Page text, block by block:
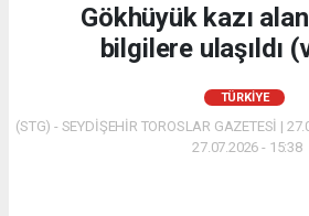
Gökhüyük kazı
bilgilere ulaşıldı
TÜRKIYE
(STG) - SEYDİŞEHİR TOROSLAR GAZETESİ |
27.07.2026 - 15:38